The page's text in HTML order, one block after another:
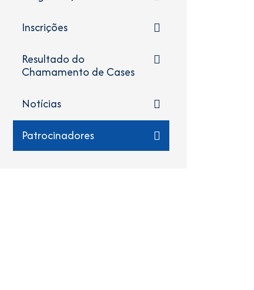
Inscrições
Resultado do
Chamamento de Cases
Notícias
Patrocinadores